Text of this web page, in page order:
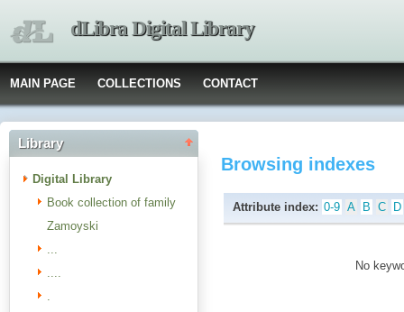
dLibra Digital Library
MAIN PAGE COLLECTIONS CONTACT
Library
Digital Library
Book collection of family
Zamoyski
...
....
.
Browsing indexes
Attribute index: 0-9 A B C D
No